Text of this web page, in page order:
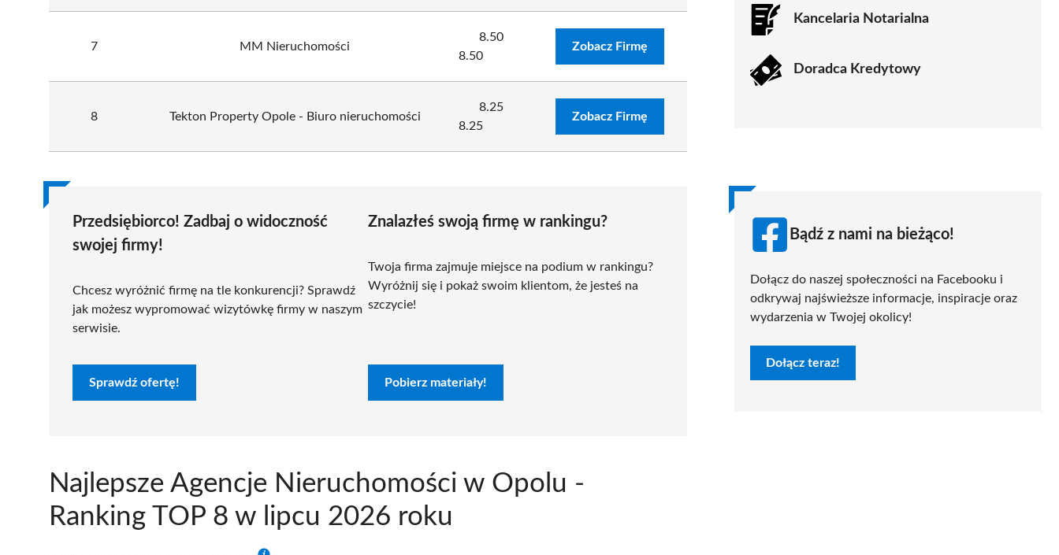
7 MM Nieruchomości
8.50
8.50
Zobacz Firmę
8 Tekton Property Opole - Biuro nieruchomości
8.25
8.25
Zobacz Firmę
Przedsiębiorco! Zadbaj o widoczność
swojej firmy!
Chcesz wyróżnić firmę na tle konkurencji? Sprawdź
jak możesz wypromować wizytówkę firmy w naszym
serwisie.
Sprawdź ofertę!
Znalazłeś swoją firmę w rankingu?
Twoja firma zajmuje miejsce na podium w rankingu?
Wyróżnij się i pokaż swoim klientom, że jesteś na
szczycie!
Pobierz materiały!
Najlepsze Agencje Nieruchomości w Opolu -
Ranking TOP 8 w lipcu 2026 roku
Kancelaria Notarialna
Doradca Kredytowy
Bądź z nami na bieżąco!
Dołącz do naszej społeczności na Facebooku i
odkrywaj najświeższe informacje, inspiracje oraz
wydarzenia w Twojej okolicy!
Dołącz teraz!